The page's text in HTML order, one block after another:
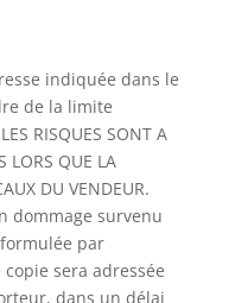
indiquée dans le
de la limite
RISQUES SONT A
LORS QUE LA
DU VENDEUR.
dommage survenu
par
sera adressée
dans un délai